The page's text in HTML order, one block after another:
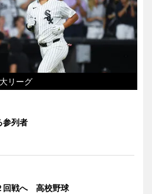
リーグ
参列者
回戦へ 高校野球